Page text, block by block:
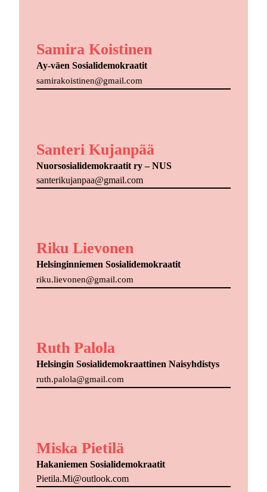
Samira Koistinen
Ay-väen Sosialidemokraatit
samirakoistinen@gmail.com
Santeri Kujanpää
Nuorsosialidemokraatit ry – NUS
santerikujanpaa@gmail.com
Riku Lievonen
Helsinginniemen Sosialidemokraatit
riku.lievonen@gmail.com
Ruth Palola
Helsingin Sosialidemokraattinen Naisyhdistys
ruth.palola@gmail.com
Miska Pietilä
Hakaniemen Sosialidemokraatit
Pietila.Mi@outlook.com